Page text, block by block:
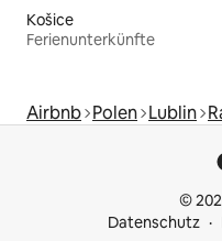
Košice
Ferienunterkünfte
Airbnb Polen Lublin
©
Datenschutz